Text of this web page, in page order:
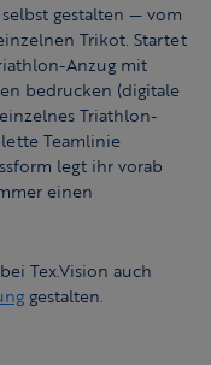
gestalten — vom
Trikot. Startet
Anzug mit
bedrucken (digitale
Triathlon-
Teamlinie
legt ihr vorab
einen
Tex.Vision auch
gestalten.